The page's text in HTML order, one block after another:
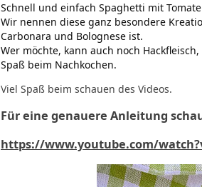
Schnell und einfach Spaghetti mit
Wir nennen diese ganz besondere
Carbonara und Bolognese ist.
Wer möchte, kann auch noch
Spaß beim Nachkochen.
Viel Spaß beim schauen des Videos.
Für eine genauere Anleitung
https://www.youtube.com/